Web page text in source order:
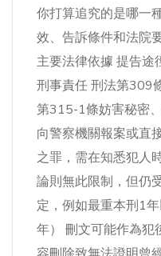
你打算追究的是哪一
效、告訴條件和法院
主要法律依據 提告途
刑事責任 刑法第309
第315-1條妨害秘密
向警察機關報案或直
之罪，需在知悉犯人
論則無此限制，但仍
定，例如最重本刑1
年） 刪文可能作為犯